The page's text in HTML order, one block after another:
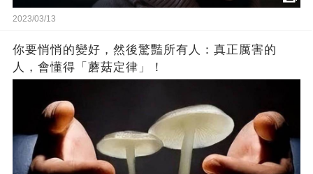
2023/03/13
你要悄悄的變好，然後驚豔所有人：真正厲害的
人，會懂得「蘑菇定律」！